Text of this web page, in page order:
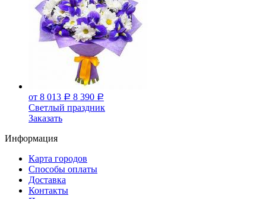
от 8 013 Р 8 390 Р
Светлый праздник
Заказать
Информация
Карта городов
Способы оплаты
Доставка
Контакты